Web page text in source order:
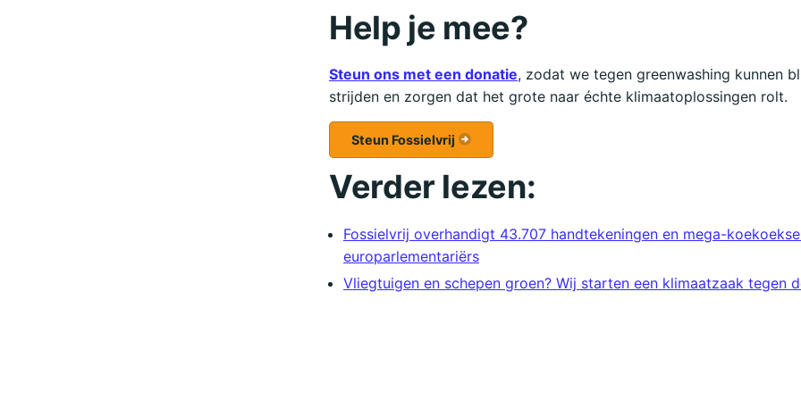
Help je mee?
Steun ons met een donatie, zodat we tegen greenwashing kunnen
strijden en zorgen dat het grote naar échte klimaatoplossingen rolt.
Steun Fossielvrij
Verder lezen:
Fossielvrij overhandigt 43.707 handtekeningen en mega-
europarlementariërs
Vliegtuigen en schepen groen? Wij starten een klimaatzaak tegen